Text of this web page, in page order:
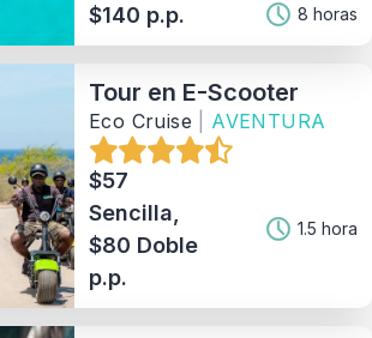
$140 p.p. 8 horas
Tour en E-Scooter
Eco Cruise AVENTURA
$57
Sencilla,
$80 Doble
p.p.
1.5 hora